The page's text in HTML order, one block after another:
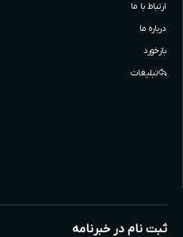
ارتباط با ما
درباره ما
بازخورد
تبلیغات
ثبت نام در خبرنامه